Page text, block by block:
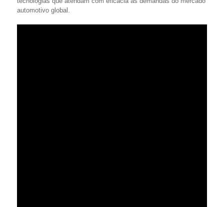
automotivo global.